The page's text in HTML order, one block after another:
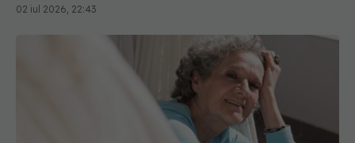
02 iul 2026, 22:43